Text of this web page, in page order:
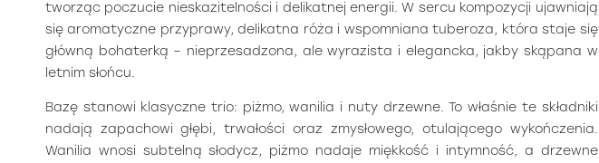
tworząc poczucie nieskazitelności i delikatnej energii. W sercu kompozycji ujawniają
się aromatyczne przyprawy, delikatna róża i wspomniana tuberoza, która staje się
główną bohaterką – nieprzesadzona, ale wyrazista i elegancka, jakby skąpana w
letnim słońcu.
Bazę stanowi klasyczne trio: piżmo, wanilia i nuty drzewne. To właśnie te składniki
nadają zapachowi głębi, trwałości oraz zmysłowego, otulającego wykończenia.
Wanilia wnosi subtelną słodycz, piżmo nadaje miękkość i intymność, a drzewne